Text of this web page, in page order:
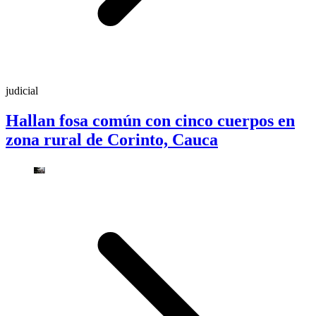
judicial
Hallan fosa común con cinco cuerpos en
zona rural de Corinto, Cauca